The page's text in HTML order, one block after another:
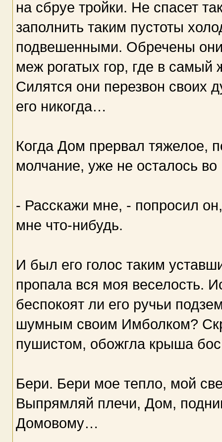
на сбруе тройки. Не спасет
заполнить таким пустоты
подвешенными. Обречены
меж рогатых гор, где в самый
Силятся они перезвон своих
его никогда…
Когда Дом прервал тяжелое,
молчание, уже не осталось
- Расскажи мне, - попросил
мне что-нибудь.
И был его голос таким
пропала вся моя веселость.
беспокоят ли его ручьи
шумным своим Имболком?
пушистом, обожгла крыша
Бери. Бери мое тепло, мой
Выпрямляй плечи, Дом,
Домовому…